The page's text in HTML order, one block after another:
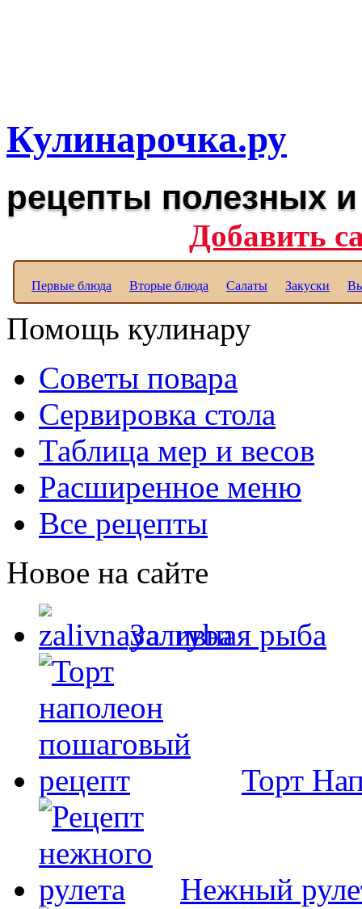
Кулинарочка.ру
рецепты полезных
Добавить
Первые блюда Вторые блюда Салаты Закуски
Помощь кулинару
Советы повара
Сервировка стола
Таблица мер и весов
Расширенное меню
Все рецепты
Новое на сайте
Заливная рыба
Торт
Нежный